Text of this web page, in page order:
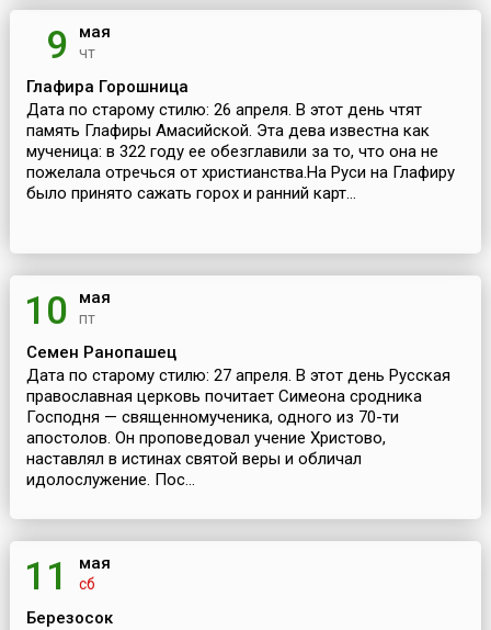
9 мая
чт
Глафира Горошница
Дата по старому стилю: 26 апреля. В этот день чтят
память Глафиры Амасийской. Эта дева известна как
мученица: в 322 году ее обезглавили за то, что она не
пожелала отречься от христианства.На Руси на Глафиру
было принято сажать горох и ранний карт...
10 мая
пт
Семен Ранопашец
Дата по старому стилю: 27 апреля. В этот день Русская
православная церковь почитает Симеона сродника
Господня — священномученика, одного из 70-ти
апостолов. Он проповедовал учение Христово,
наставлял в истинах святой веры и обличал
идолослужение. Пос...
11 мая
сб
Березосок